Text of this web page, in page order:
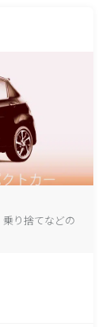
り捨てなどの